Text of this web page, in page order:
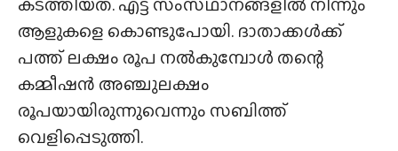
ആളുകളെ കൊണ്ടുപോയി. ദാതാക്കൾക്ക്
പത്ത് ലക്ഷം രൂപ നൽകുമ്പോൾ തന്റെ
കമ്മീഷൻ അഞ്ചുലക്ഷം
രൂപയായിരുന്നുവെന്നും സബിത്ത്
വെളിപ്പെടുത്തി.